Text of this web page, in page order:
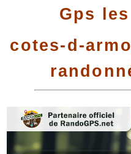
Gps
cotes-d-